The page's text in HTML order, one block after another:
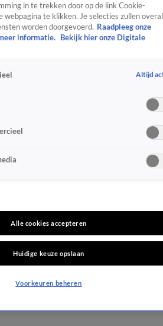
SpraakmakendRealityCrimeVideo's
Plaatje
'Komt recht
in te trekken door op de link Cookie-
webpagina te klikken. Je selecties zullen overal
worden doorgevoerd. Raadpleeg onze
informatie.
Bekijk hier onze Digitale
Altijd
Alle cookies accepteren
Huidige keuze opslaan
Voorkeuren beheren